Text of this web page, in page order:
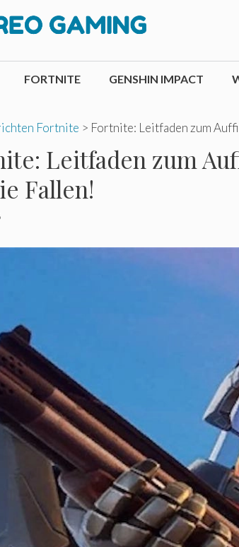
FORTNITE GENSHIN IMPACT
Fortnite > Fortnite: Leitfaden zum
Leitfaden zum
Fallen!